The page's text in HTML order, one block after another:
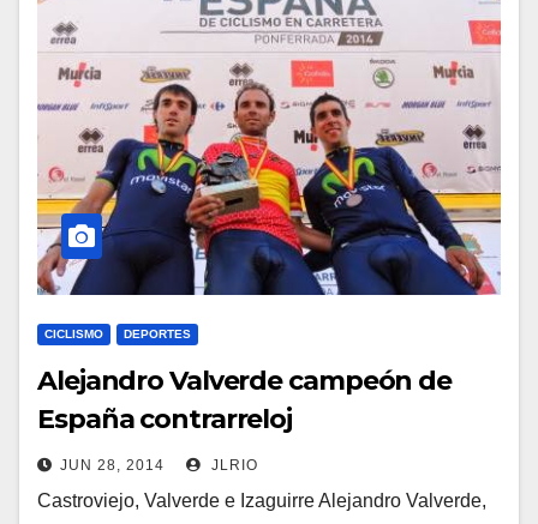
CICLISMO DEPORTES
Alejandro Valverde campeón de
España contrarreloj
JUN 28, 2014 JLRIO
Castroviejo, Valverde e Izaguirre Alejandro Valverde,